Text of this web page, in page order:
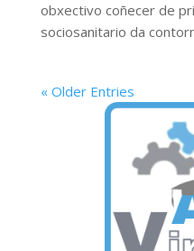
obxectivo coñecer de
sociosanitario da
« Older Entries